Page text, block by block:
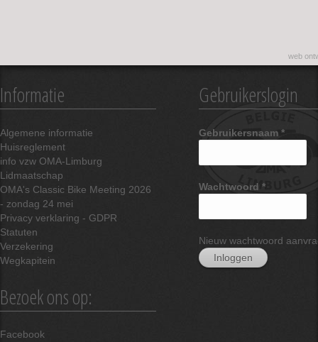
web
Informatie
Algemene informatie
Huisreglement
info vzw OMA-Limburg
Lidmaatschap
OMA's Classic Bike Meeting 2026
- zondag 24 mei
Privacy verklaring - GDPR
Statuten
Verzekering
Wegkapitein
Bezoek ons op:
Facebook
Gebruikerslogin
Gebruikersnaam *
Wachtwoord *
Nieuw wachtwoord